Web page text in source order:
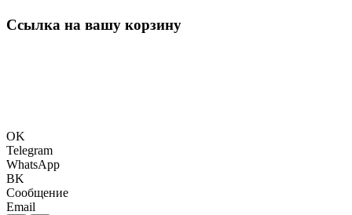
Ссылка на вашу корзину
OK
Telegram
WhatsApp
BK
Сообщение
Email